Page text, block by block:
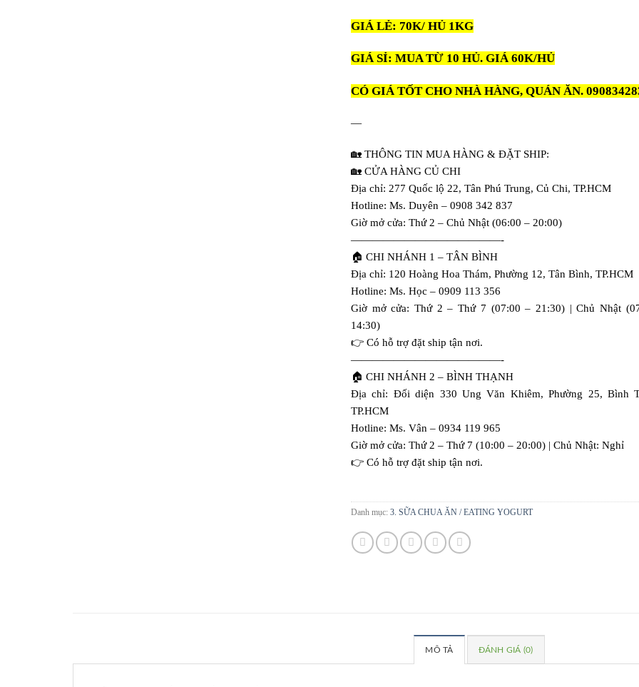
GIÁ LẺ: 70K/ HỦ 1KG
GIÁ SỈ: MUA TỪ 10 HỦ. GIÁ 60K/HỦ
CÓ GIÁ TỐT CHO NHÀ HÀNG, QUÁN ĂN.
—
🏡 THÔNG TIN MUA HÀNG & ĐẶT SHIP:
🏡 CỬA HÀNG CỦ CHI
Địa chỉ: 277 Quốc lộ 22, Tân Phú Trung, Củ Chi, TP.HCM
Hotline: Ms. Duyên – 0908 342 837
Giờ mở cửa: Thứ 2 – Chủ Nhật (06:00 – 20:00)
——————————————-
🏠 CHI NHÁNH 1 – TÂN BÌNH
Địa chỉ: 120 Hoàng Hoa Thám, Phường 12, Tân Bình, TP.HCM
Hotline: Ms. Học – 0909 113 356
Giờ mở cửa: Thứ 2 – Thứ 7 (07:00 – 21:30) | Chủ Nhật
14:30)
👉 Có hỗ trợ đặt ship tận nơi.
——————————————-
🏠 CHI NHÁNH 2 – BÌNH THẠNH
Địa chỉ: Đối diện 330 Ung Văn Khiêm, Phường 25, Bình
TP.HCM
Hotline: Ms. Vân – 0934 119 965
Giờ mở cửa: Thứ 2 – Thứ 7 (10:00 – 20:00) | Chủ Nhật: Nghỉ
👉 Có hỗ trợ đặt ship tận nơi.
Danh mục: 3. SỮA CHUA ĂN / EATING YOGURT
MÔ TẢ ĐÁNH GIÁ (0)